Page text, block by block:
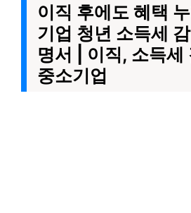
이직 후에도 혜택
기업 청년 소득세
명서 | 이직, 소득세
중소기업